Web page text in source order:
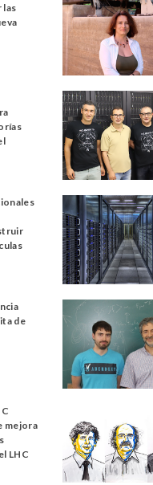
las
de
mejora
LHC